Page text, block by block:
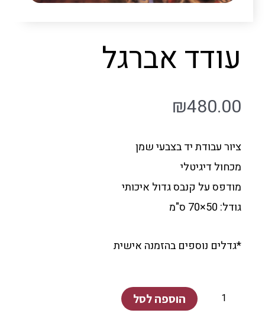
עודד אברגל
₪480.00
ציור עבודת יד בצבעי שמן
מכחול דיגיטלי
מודפס על קנבס גדול איכותי
גודל: 50×70 ס"מ
*גדלים נוספים בהזמנה אישית
כמות
הוספה לסל